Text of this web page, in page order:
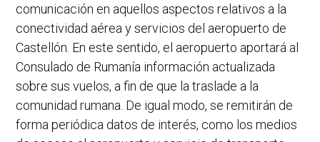
comunicación en aquellos aspectos relativos a la
conectividad aérea y servicios del aeropuerto de
Castellón. En este sentido, el aeropuerto aportará al
Consulado de Rumanía información actualizada
sobre sus vuelos, a fin de que la traslade a la
comunidad rumana. De igual modo, se remitirán de
forma periódica datos de interés, como los medios